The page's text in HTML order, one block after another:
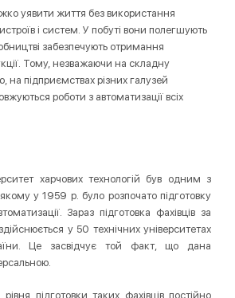
уявити життя без використання
і систем. У побуті вони полегшують
забезпечують отримання
Тому, незважаючи на складну
на підприємствах різних галузей
роботи з автоматизації всіх
харчових технологій був одним з
у 1959 р. було розпочато підготовку
Зараз підготовка фахівців за
у 50 технічних університетах
Це засвідчує той факт, що дана
підготовки таких фахівців постійно